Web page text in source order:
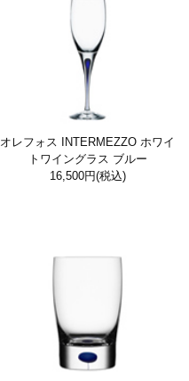
オレフォス INTERMEZZO ホワイ
トワイングラス ブルー
16,500円(税込)